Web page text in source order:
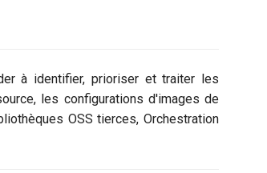
à identifier, prioriser et traiter les
les configurations d'images de
OSS tierces, Orchestration